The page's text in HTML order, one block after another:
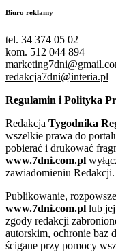
Biuro reklamy
tel. 34 374 05 02
kom. 512 044 894
redakcja7dni@interia.pl
Regulamin i Polityka
Redakcja Tygodnika
wszelkie prawa do
pobierać i drukować
www.7dni.com.pl
zawiadomieniu Redakcji.
Publikowanie,
www.7dni.com.pl lub jej
zgody redakcji
autorskim, ochronie baz
ścigane przy pomocy